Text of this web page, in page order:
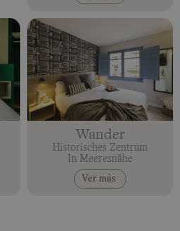
Wander
Historisches Zentrum
In Meeresnähe
Ver más